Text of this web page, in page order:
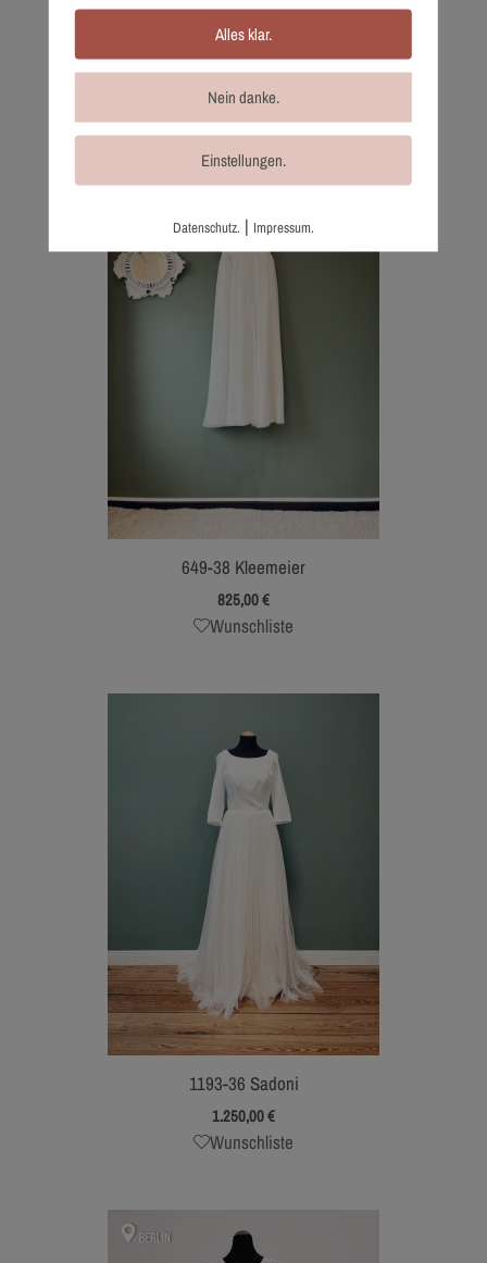
Wunschliste
649-38 Kleemeier
825,00€
Wunschliste
1193-36 Sadoni
1.250,00€
Wunschliste
Alles klar.
Nein danke.
Einstellungen.
Datenschutz. | Impressum.